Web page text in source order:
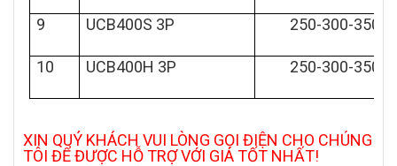
9 UCB400S 3P 250-300-350-
10 UCB400H 3P 250-300-350-
XIN QUÝ KHÁCH VUI LÒNG GỌI ĐIỆN CHO CHÚNG
TÔI ĐỂ ĐƯỢC HỖ TRỢ VỚI GIÁ TỐT NHẤT!